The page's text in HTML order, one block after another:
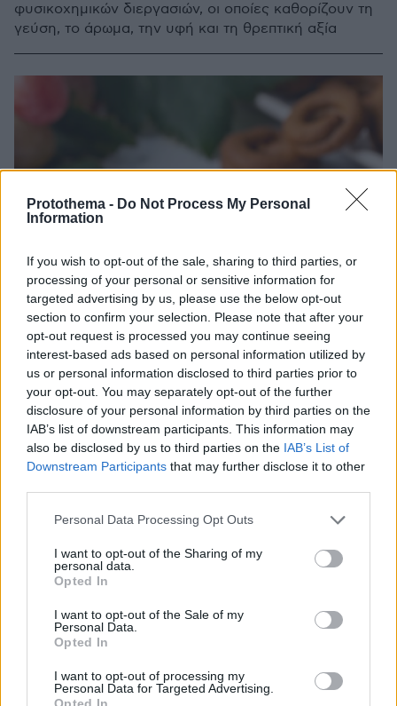
Protothema - Do Not Process My Personal
Information
If you wish to opt-out of the sale, sharing to third parties, or
processing of your personal or sensitive information for
targeted advertising by us, please use the below opt-out
section to confirm your selection. Please note that after your
opt-out request is processed you may continue seeing
interest-based ads based on personal information utilized by
us or personal information disclosed to third parties prior to
your opt-out. You may separately opt-out of the further
disclosure of your personal information by third parties on the
IAB’s list of downstream participants. This information may
also be disclosed by us to third parties on the IAB’s List of
Downstream Participants that may further disclose it to other
Please note that this website/app uses one or more Google
not limited to your visit or usage behaviour. You may click to
grant or deny consent to Google and its third-party tags to
use your data for below specified purposes in below Google
consent section.
Personal Data Processing Opt Outs
I want to opt-out of the Sharing of my
personal data.
Opted In
I want to opt-out of the Sale of my
Personal Data.
Opted In
I want to opt-out of processing my
Personal Data for Targeted Advertising.
Opted In
φυσικοχημικών διεργασιών, οι οποίες καθορίζουν τη
γεύση, το άρωμα, την υφή και τη θρεπτική αξία
μούστο, μέχρι την καραμελοποίηση που δίνει χρώμα
και γεύση, κάθε βήμα είναι μια μικρή αποκάλυψη της
επιστήμης των τροφίμων
16.10.2025, 16:00